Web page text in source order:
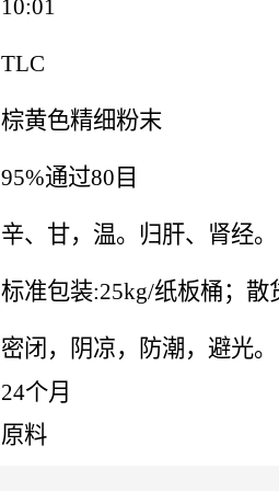
10:01
TLC
棕黄色精细粉末
95%通过80目
辛、甘，温。归肝、肾经。
标准包装:25kg/纸板桶；散
密闭，阴凉，防潮，避光。
24个月
原料